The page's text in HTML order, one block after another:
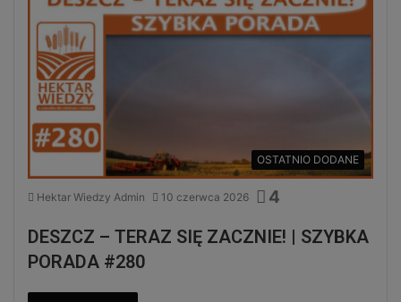
OSTATNIO DODANE
Hektar Wiedzy Admin 10 czerwca 2026 4
DESZCZ – TERAZ SIĘ ZACZNIE! | SZYBKA
PORADA #280